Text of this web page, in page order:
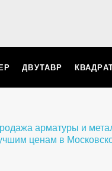
ДВУТАВР
арматуры и металлопроката по
ценам в